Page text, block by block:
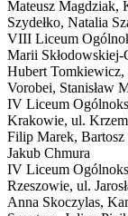
Mateusz Magdziak,
Szydełko, Natalia
VIII Liceum
Marii
Hubert Tomkiewicz,
Vorobei, Stanisław
IV Liceum
Krakowie, ul.
Filip Marek, Bartosz
Jakub Chmura
IV Liceum
Rzeszowie, ul.
Anna Skoczylas,